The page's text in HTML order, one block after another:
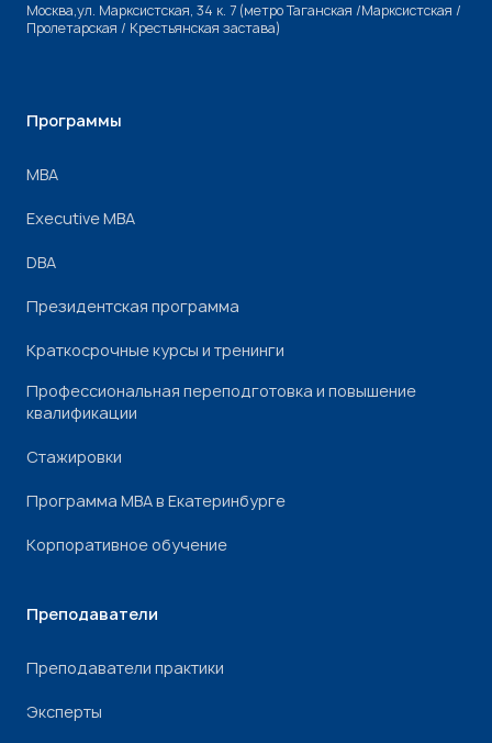
Москва,ул. Марксистская, 34 к. 7 (метро Таганская /Марксистская /
Пролетарская / Крестьянская застава)
Программы
МВА
Executive MBA
DBA
Президентская программа
Краткосрочные курсы и тренинги
Профессиональная переподготовка и повышение
квалификации
Стажировки
Программа МВА в Екатеринбурге
Корпоративное обучение
Преподаватели
Преподаватели практики
Эксперты